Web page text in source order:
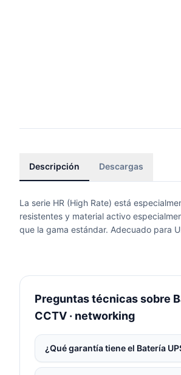
Descripción Descargas
La serie HR (High Rate) está
resistentes y material activo
que la gama estándar. Adecuado para
Preguntas técnicas sobre
CCTV · networking
¿Qué garantía tiene el Batería